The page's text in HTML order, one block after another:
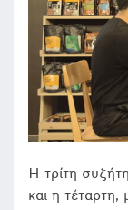
Η τρίτη
και η